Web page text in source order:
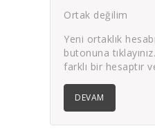
Ortak değilim
Yeni ortaklık
butonuna
farklı bir hesaptır
DEVAM